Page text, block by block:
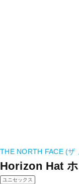
THE NORTH FACE (ザ
Horizon Hat
ユニセックス